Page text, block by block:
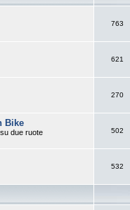
763
621
270
Bike
due ruote 502
532